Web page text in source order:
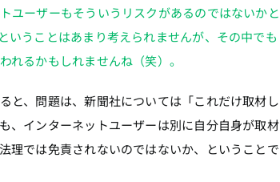
ユーザーもそういうリスクがあるのではないかと
いうことはあまり考えられませんが、その中でも
るかもしれませんね（笑）。
と、問題は、新聞社については「これだけ取材し
、インターネットユーザーは別に自分自身が取材
理では免責されないのではないか、ということで